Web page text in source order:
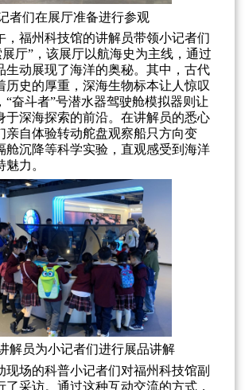
者们在展厅准备进行参观
福州科技馆的讲解员带领小记者们
厅”，该展厅以航海史为主线，通过
生动展现了海洋的奥秘。其中，古代
历史的厚重，深海生物标本让人惊叹
“奋斗者”号潜水器驾驶舱模拟器则让
于深海探索的前沿。在讲解员的悉心
亲自体验转动舵盘观察船只方向变
舱沉降等科学实验，直观感受到海洋
力。
解员为小记者们进行展品讲解
场的科普小记者们对福州科技馆副
了采访。通过这种互动交流的方式，